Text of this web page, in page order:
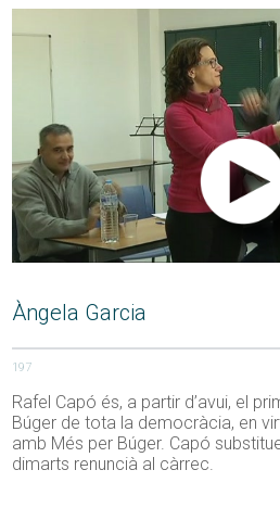
Àngela Garcia
197
Rafel Capó és, a partir d’avui, el
Búger de tota la democràcia, en
amb Més per Búger. Capó
dimarts renuncià al càrrec.